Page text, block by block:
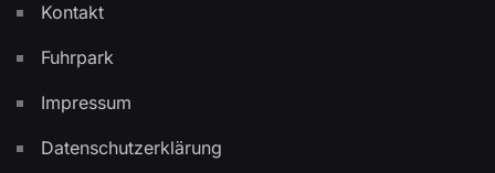
Kontakt
Fuhrpark
Impressum
Datenschutzerklärung